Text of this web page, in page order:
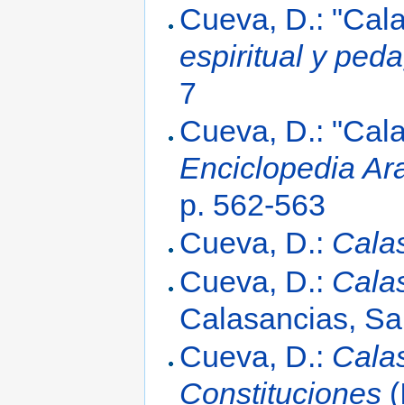
Cueva, D.:
espiritual y
7
Cueva, D.:
Enciclopedia
p. 562-563
Cueva, D.:
Cueva, D.:
Calasancias,
Cueva, D.:
Constituciones